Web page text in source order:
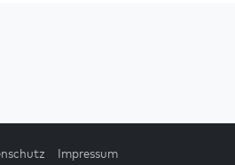
Impressum